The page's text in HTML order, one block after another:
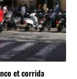
et corrida